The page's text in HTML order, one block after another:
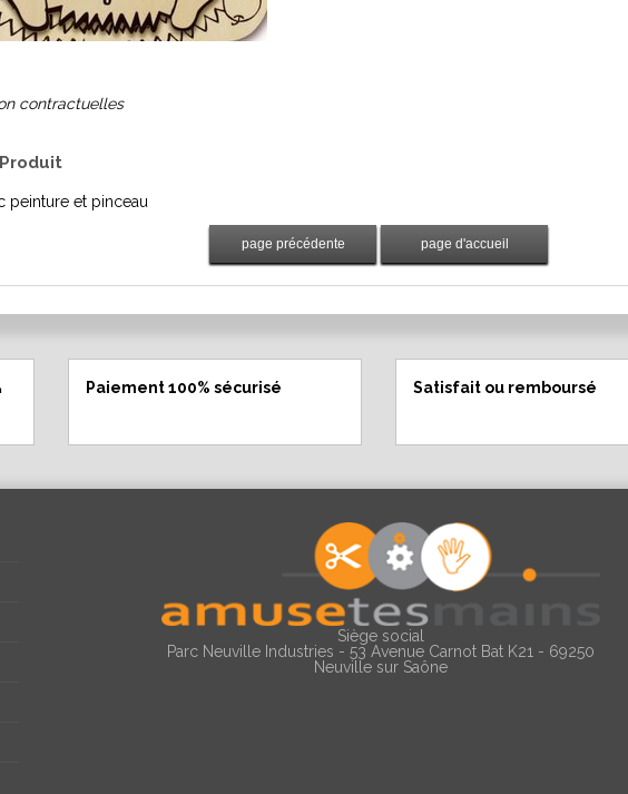
contractuelles
peinture et pinceau
Paiement 100% sécurisé Satisfait ou remboursé
Siège social
Parc Neuville Industries - 53 Avenue Carnot Bat K21 - 69250
Neuville sur Saône